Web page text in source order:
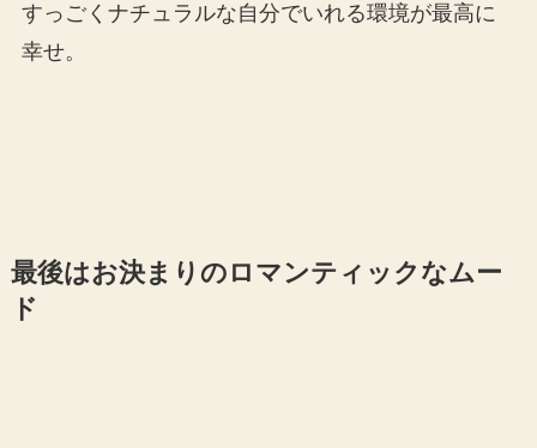
すっごくナチュラルな自分でいれる環境が最高に
幸せ。
最後はお決まりのロマンティックなムー
ド